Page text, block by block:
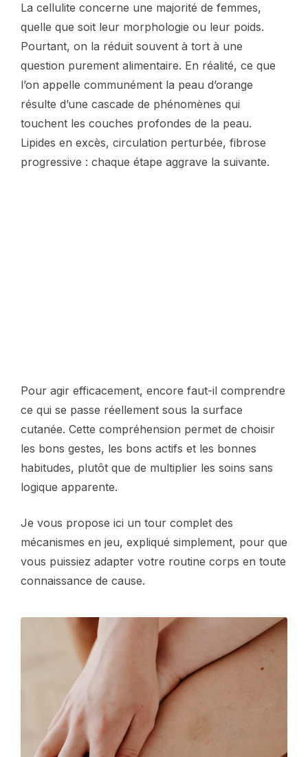
La cellulite concerne une majorité de femmes,
quelle que soit leur morphologie ou leur poids.
Pourtant, on la réduit souvent à tort à une
question purement alimentaire. En réalité, ce que
l’on appelle communément la peau d’orange
résulte d’une cascade de phénomènes qui
touchent les couches profondes de la peau.
Lipides en excès, circulation perturbée, fibrose
progressive : chaque étape aggrave la suivante.
Pour agir efficacement, encore faut-il comprendre
ce qui se passe réellement sous la surface
cutanée. Cette compréhension permet de choisir
les bons gestes, les bons actifs et les bonnes
habitudes, plutôt que de multiplier les soins sans
logique apparente.
Je vous propose ici un tour complet des
mécanismes en jeu, expliqué simplement, pour que
vous puissiez adapter votre routine corps en toute
connaissance de cause.